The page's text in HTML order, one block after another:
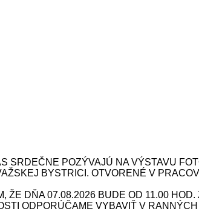
SRDEČNE POZÝVAJÚ NA VÝSTAVU
BYSTRICI. OTVORENÉ V
ŽE DŇA 07.08.2026 BUDE OD 11.00
ODPORÚČAME VYBAVIŤ V